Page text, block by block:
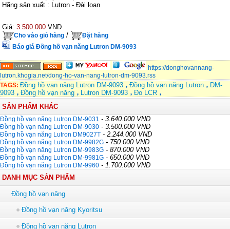
Hãng sản xuất : Lutron - Đài loan
Giá: 3.500.000 VND
Cho vào giỏ hàng /
Đặt hàng
Báo giá Đồng hồ vạn năng Lutron DM-9093
https://donghovannang-
lutron.khogia.net/dong-ho-van-nang-lutron-dm-9093.rss
TAGS: Đồng hồ vạn năng Lutron DM-9093 Đồng hồ vạn năng Lutron
DM-
9093
Đồng hồ vạn năng Lutron DM-9093
Đo LCR
SẢN PHẨM KHÁC
Đồng hồ vạn năng Lutron DM-9031 - 3.640.000 VND
Đồng hồ vạn năng Lutron DM-9030 - 3.500.000 VND
Đồng hồ vạn năng Lutron DM9027T - 2.244.000 VND
Đồng hồ vạn năng Lutron DM-9982G - 750.000 VND
Đồng hồ vạn năng Lutron DM-9983G - 870.000 VND
Đồng hồ vạn năng Lutron DM-9981G - 650.000 VND
Đồng hồ vạn năng Lutron DM-9960 - 1.700.000 VND
DANH MỤC SẢN PHẨM
Đồng hồ vạn năng
Đồng hồ vạn năng Kyoritsu
Đồng hồ vạn năng Lutron